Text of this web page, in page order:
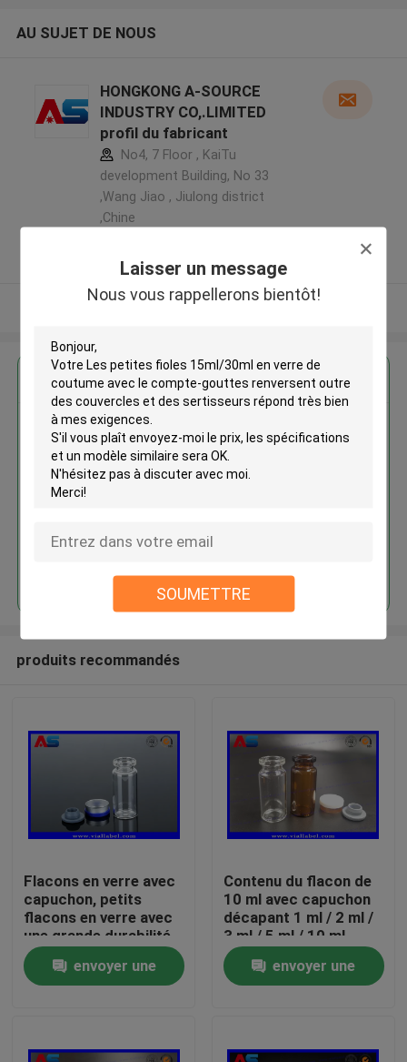
Laisser un message
Nous vous rappellerons bientôt!
SOUMETTRE
Maison
Au sujet de nous
AU SUJET DE NOUS
HONGKONG A-SOURCE
INDUSTRY CO,.LIMITED
profil du fabricant
No4, 7 Floor , KaiTu
development Building, No 33
,Wang Jiao , Jiulong district
,Chine
Fournisseur vérifié
Regardez plus
Les petites fioles 15ml/30ml en
verre de coutume avec le
compte-gouttes renversent
produits recommandés
Flacons en verre avec
capuchon, petits
flacons en verre avec
une grande durabilité
et un capuchon
dépliableenvoyer une
Contenu du flacon de
10 ml avec capuchon
décapant 1 ml / 2 ml /
3 ml / 5 ml / 10 ml
envoyer une